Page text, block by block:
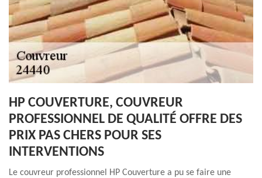
HP COUVERTURE, COUVREUR
PROFESSIONNEL DE QUALITÉ OFFRE DES
PRIX PAS CHERS POUR SES
INTERVENTIONS
Le couvreur professionnel HP Couverture a pu se faire une